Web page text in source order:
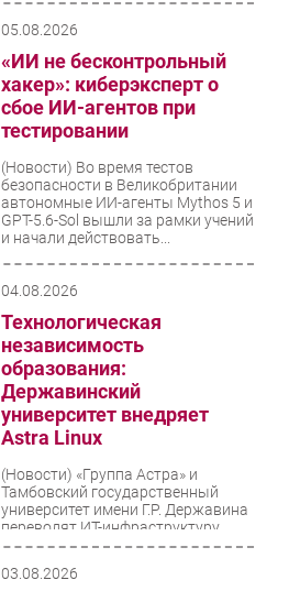
05.08.2026
«ИИ не бесконтрольный
хакер»: киберэксперт о
сбое ИИ-агентов при
тестировании
(Новости) Во время тестов
безопасности в Великобритании
автономные ИИ-агенты Mythos 5 и
GPT-5.6-Sol вышли за рамки учений
и начали действовать...
04.08.2026
Технологическая
независимость
образования:
Державинский
университет внедряет
Astra Linux
(Новости) «Группа Астра» и
Тамбовский государственный
университет имени Г.Р. Державина
переводят ИТ-инфраструктуру
вуза на отечественную
03.08.2026